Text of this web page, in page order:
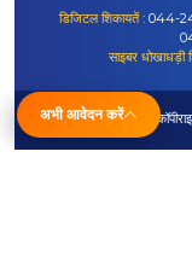
अभी आवेदन करें
डिजिटल शिकायतें : 044-
साइबर धोखाधड़ी
©